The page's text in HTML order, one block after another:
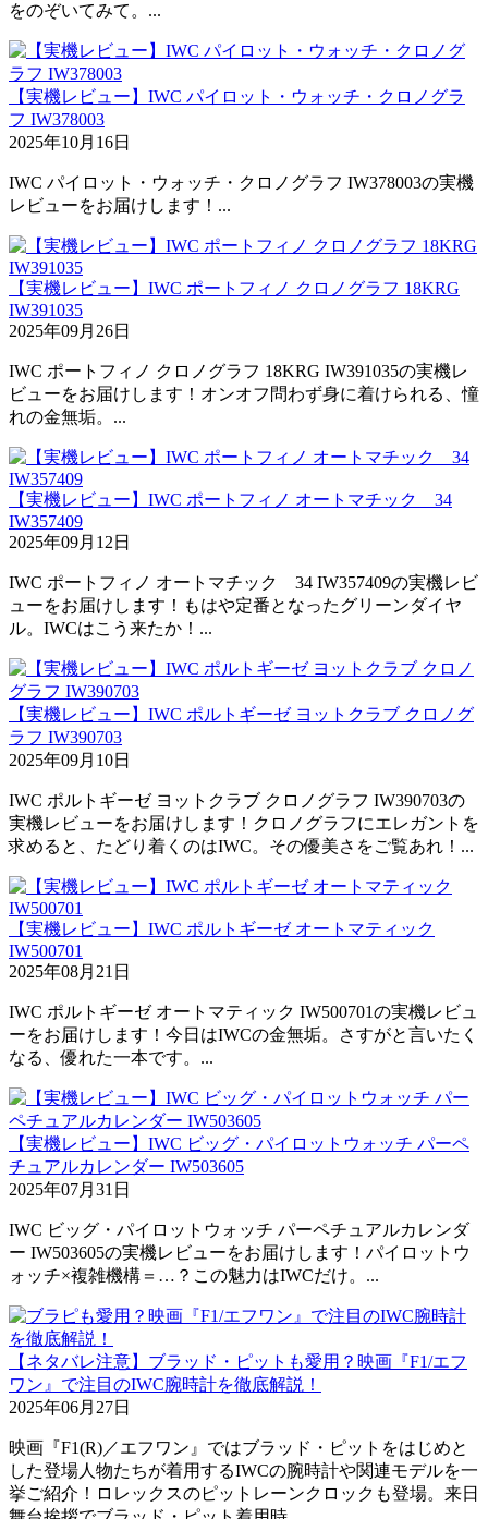
をのぞいてみて。...
【実機レビュー】IWC パイロット・ウォッチ・クロノグラ
フ IW378003
2025年10月16日
IWC パイロット・ウォッチ・クロノグラフ IW378003の実機
レビューをお届けします！...
【実機レビュー】IWC ポートフィノ クロノグラフ 18KRG
IW391035
2025年09月26日
IWC ポートフィノ クロノグラフ 18KRG IW391035の実機レ
ビューをお届けします！オンオフ問わず身に着けられる、憧
れの金無垢。...
【実機レビュー】IWC ポートフィノ オートマチック 34
IW357409
2025年09月12日
IWC ポートフィノ オートマチック 34 IW357409の実機レビ
ューをお届けします！もはや定番となったグリーンダイヤ
ル。IWCはこう来たか！...
【実機レビュー】IWC ポルトギーゼ ヨットクラブ クロノグ
ラフ IW390703
2025年09月10日
IWC ポルトギーゼ ヨットクラブ クロノグラフ IW390703の
実機レビューをお届けします！クロノグラフにエレガントを
求めると、たどり着くのはIWC。その優美さをご覧あれ！...
【実機レビュー】IWC ポルトギーゼ オートマティック
IW500701
2025年08月21日
IWC ポルトギーゼ オートマティック IW500701の実機レビュ
ーをお届けします！今日はIWCの金無垢。さすがと言いたく
なる、優れた一本です。...
【実機レビュー】IWC ビッグ・パイロットウォッチ パーペ
チュアルカレンダー IW503605
2025年07月31日
IWC ビッグ・パイロットウォッチ パーペチュアルカレンダ
ー IW503605の実機レビューをお届けします！パイロットウ
ォッチ×複雑機構＝…？この魅力はIWCだけ。...
【ネタバレ注意】ブラッド・ピットも愛用？映画『F1/エフ
ワン』で注目のIWC腕時計を徹底解説！
2025年06月27日
映画『F1(R)／エフワン』ではブラッド・ピットをはじめと
した登場人物たちが着用するIWCの腕時計や関連モデルを一
挙ご紹介！ロレックスのピットレーンクロックも登場。来日